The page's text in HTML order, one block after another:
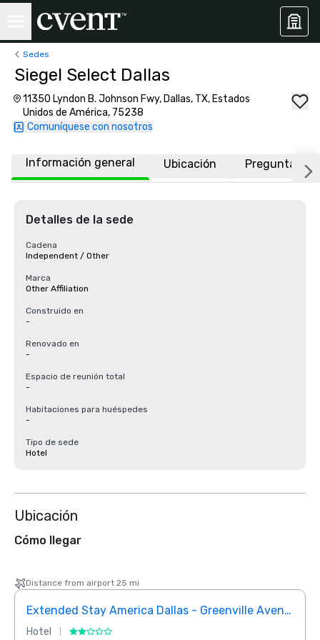
Sedes
Siegel Select Dallas
11350 Lyndon B. Johnson Fwy, Dallas, TX, Estados
Unidos de América, 75238
Comuníquese con nosotros
Información general Ubicación Preguntas
Detalles de la sede
Cadena
Independent / Other
Marca
Other Affiliation
Construido en
-
Renovado en
-
Espacio de reunión total
-
Habitaciones para huéspedes
-
Tipo de sede
Hotel
Ubicación
Cómo llegar
Distance from airport 25 mi
Extended Stay America Dallas - Greenville Avenue
Hotel